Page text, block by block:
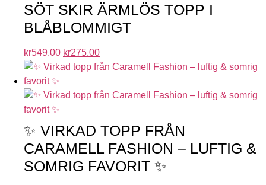
SÖT SKIR ÄRMLÖS TOPP I
BLÅBLOMMIGT
kr549.00 kr275.00
✨ VIRKAD TOPP FRÅN
CARAMELL FASHION – LUFTIG &
SOMRIG FAVORIT ✨